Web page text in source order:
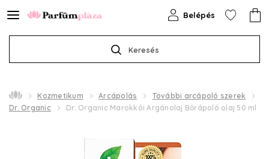
Keresés
Belépés
Kozmetikum Arcápolás
További arcápoló szerek
Dr. Organic
Dr. Organic Marokkói Argánolaj Bőrápoló olaj 50 ml